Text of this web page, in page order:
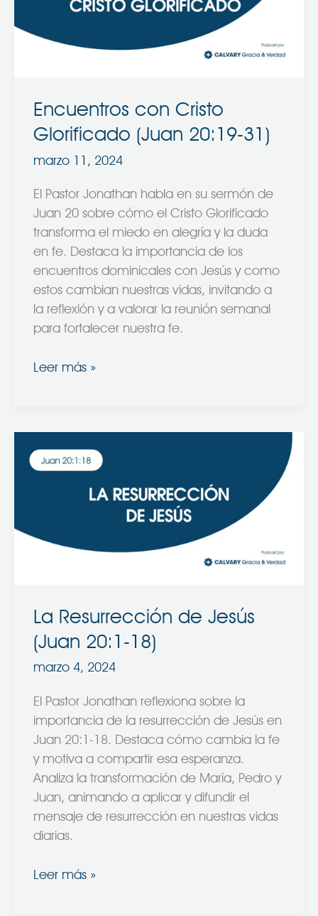
Encuentros con Cristo
Glorificado (Juan 20:19-31)
marzo 11, 2024
El Pastor Jonathan habla en su sermón de
Juan 20 sobre cómo el Cristo Glorificado
transforma el miedo en alegría y la duda
en fe. Destaca la importancia de los
encuentros dominicales con Jesús y como
estos cambian nuestras vidas, invitando a
la reflexión y a valorar la reunión semanal
para fortalecer nuestra fe.
Leer más »
La Resurrección de Jesús
(Juan 20:1-18)
marzo 4, 2024
El Pastor Jonathan reflexiona sobre la
importancia de la resurrección de Jesús en
Juan 20:1-18. Destaca cómo cambia la fe
y motiva a compartir esa esperanza.
Analiza la transformación de María, Pedro y
Juan, animando a aplicar y difundir el
mensaje de resurrección en nuestras vidas
diarias.
Resurrección
20:1-
Leer más »